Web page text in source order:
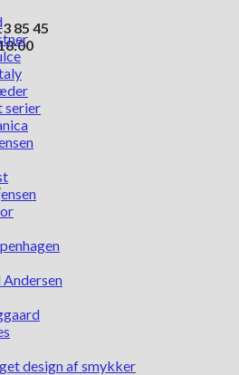
85 45
serier
design af smykker